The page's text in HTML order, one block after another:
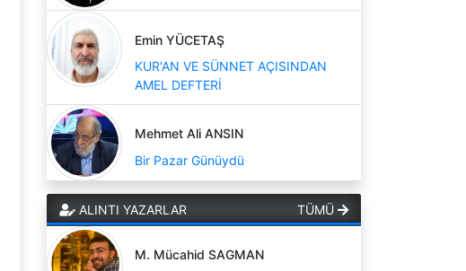
Emin YÜCETAŞ
KUR'AN VE SÜNNET AÇISINDAN
AMEL DEFTERİ
Mehmet Ali ANSIN
Bir Pazar Günüydü
ALINTI YAZARLAR TÜMÜ
M. Mücahid SAGMAN